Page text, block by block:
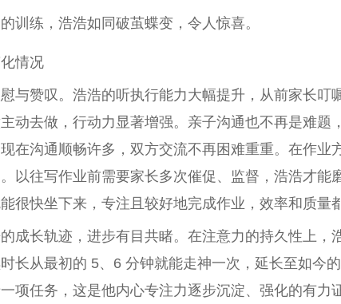
训练，浩浩如同破茧蝶变，令人惊喜。
情况
与赞叹。浩浩的听执行能力大幅提升，从前家长叮
动去做，行动力显著增强。亲子沟通也不再是难题
在沟通顺畅许多，双方交流不再困难重重。在作业
以往写作业前需要家长多次催促、监督，浩浩才能
很快坐下来，专注且较好地完成作业，效率和质量
成长轨迹，进步有目共睹。在注意力的持久性上，
长从最初的 5、6 分钟就能走神一次，延长至如今
项任务，这是他内心专注力逐步沉淀、强化的有力